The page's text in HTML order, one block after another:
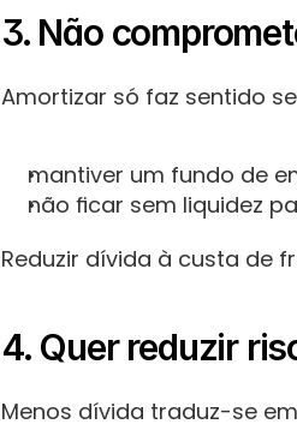
3. Não
Amortizar só faz sentido
mantiver um fundo de
não ficar sem liquidez
Reduzir dívida à custa de
4. Quer reduzir
Menos dívida traduz-se